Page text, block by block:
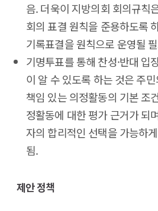
음. 더욱이 지방의회 회의규칙
회의 표결 원칙을 준용하도록
기록표결을 원칙으로 운영될
기명투표를 통해 찬성·반대 입
이 알 수 있도록 하는 것은 주
책임 있는 의정활동의 기본 조
정활동에 대한 평가 근거가 되
자의 합리적인 선택을 가능하
됨.
제안 정책